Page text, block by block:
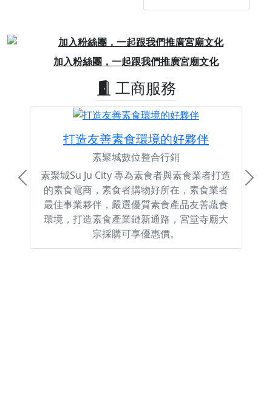
加入粉絲團，一起跟我們推廣宮廟文化
Previous
工商服務
打造友善素食環境的好夥伴
素聚城數位整合行銷
素聚城Su Ju City 專為素食者與素食業者打造
的素食電商，素食者購物好所在，素食業者
最佳事業夥伴，嚴選優質素食產品友善蔬食
環境，打造素食產業鏈新通路，宮堂寺廟大
宗採購可享優惠價。
Previous Next